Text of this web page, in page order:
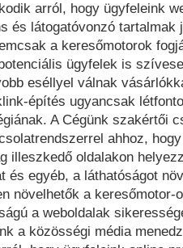
arról, hogy ügyfeleink
és látogatóvonzó tartalmak
a keresőmotorok
ügyfelek is
eséllyel válnak
építés ugyancsak
A Cégünk szakértői
ahhoz,
illeszkedő oldalakon
és egyéb, a láthatóságot
növelhetők a
a weboldalak
a közösségi média